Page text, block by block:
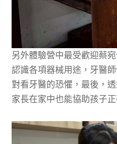
另外體驗營中最受歡迎蔡
認識各項器械用途，牙醫
對看牙醫的恐懼，最後，
家長在家中也能協助孩子正